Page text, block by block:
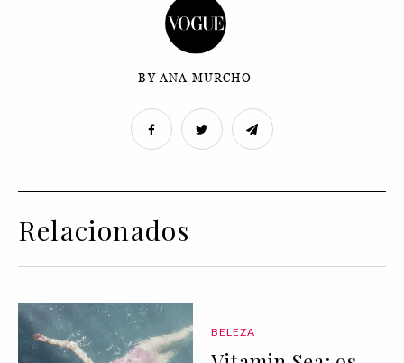
BY ANA MURCHO
Relacionados
BELEZA